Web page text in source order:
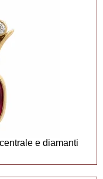
e diamanti